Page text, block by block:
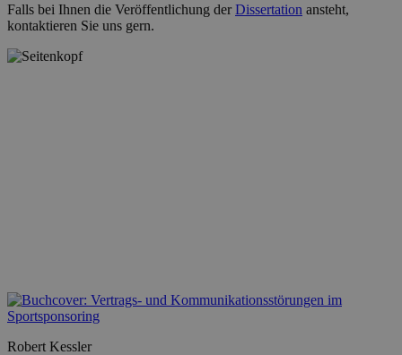
Falls bei Ihnen die Veröffentlichung derDissertation ansteht,
kontaktieren Sie uns gern.
Robert Kessler